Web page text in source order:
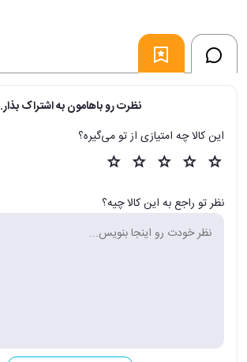
نظرت رو باهامون به اشتراک بذار.
این کالا چه امتیازی از تو می‌گیره؟
نظر تو راجع به این کالا چیه؟